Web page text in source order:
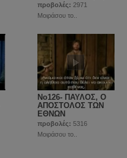
προβολές: 2971
Μοιράσου το..
Νο126- ΠΑΥΛΟΣ, Ο
ΑΠΟΣΤΟΛΟΣ ΤΩΝ
ΕΘΝΩΝ
προβολές: 5316
Μοιράσου το..